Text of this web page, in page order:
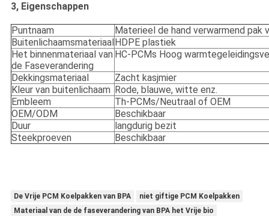
3, Eigenschappen
Puntnaam
Materieel de hand verwarmend
Buitenlichaamsmateriaal HDPE plastiek
Het binnenmateriaal van
de Faseverandering
HC-PCMs Hoog
Dekkingsmateriaal
Zacht kasjmier
Kleur van buitenlichaam Rode, blauwe, witte enz.
Embleem
Th-PCMs/Neutraal of OEM
OEM/ODM
Beschikbaar
Duur
langdurig bezit
Steekproeven
Beschikbaar
De Vrije PCM Koelpakken van BPA
niet giftige PCM Koelpakken
Materiaal van de de faseverandering van BPA het Vrije bio